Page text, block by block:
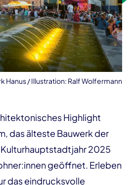
Hanus / Illustration: Ralf Wolfermann
Highlight
das älteste Bauwerk der
2025
geöffnet. Erleben
das eindrucksvolle